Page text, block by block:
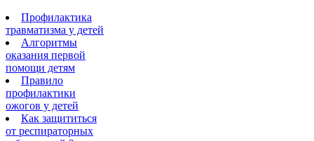
Профилактика
травматизма у детей
Алгоритмы
оказания первой
помощи детям
Правило
профилактики
ожогов у детей
Как защититься
от респираторных